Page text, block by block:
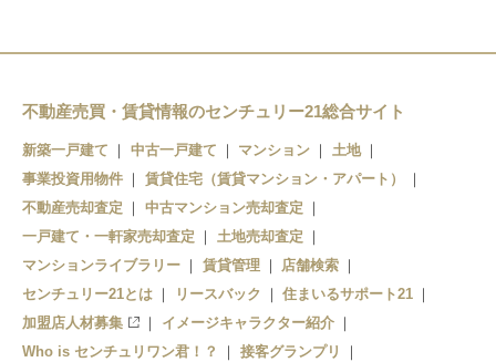
嘉瀬駅
金木駅
芦野公園駅
川倉駅
不動産売買・賃貸情報のセンチュリー21総合サイト
新築一戸建て 中古一戸建て マンション
土地
事業投資用物件
賃貸住宅（賃貸マンション・アパート）
不動産売却査定
中古マンション売却査定
一戸建て・一軒家売却査定
土地売却査定
マンションライブラリー
賃貸管理
店舗検索
センチュリー21とは
リースバック
住まいるサポート21
加盟店人材募集
イメージキャラクター紹介
Who is センチュリワン君！？
接客グランプリ